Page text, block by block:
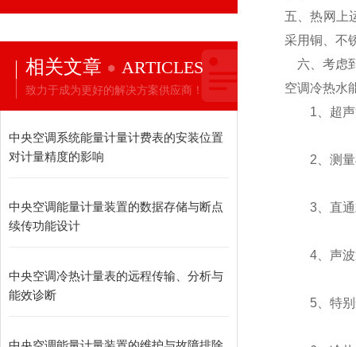
相关文章 ARTICLES
致力于成为更好的解决方案供应商！
中央空调系统能量计量计费表的安装位置
对计量精度的影响
中央空调能量计量装置的数据存储与断点
续传功能设计
中央空调冷热计量表的远程传输、分析与
能效诊断
五、热网上
采用铜、不
六、考虑
空调冷热水
1、超声波
2、测量
3、直通
4、声波通
5、特别适